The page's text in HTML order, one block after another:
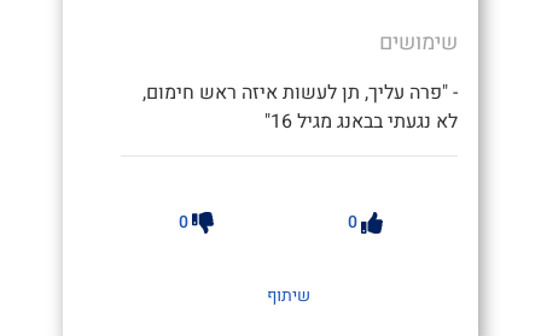
שימושים
- "פרה עליך, תן לעשות איזה ראש חימום,
לא נגעתי בבאנג מגיל 16"
0
0
שיתוף